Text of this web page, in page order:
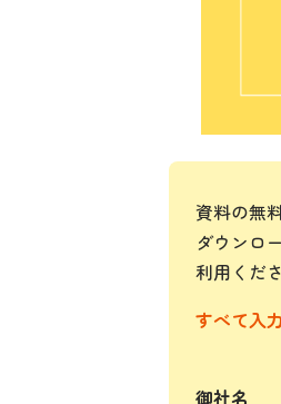
資料の無
ダウンロ
利用くだ
すべて入
御社名